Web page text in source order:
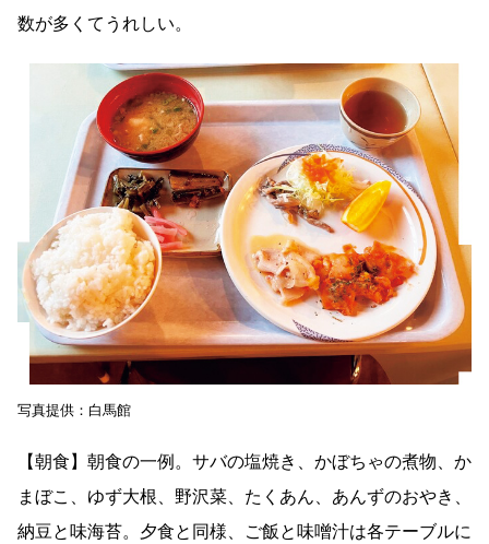
数が多くてうれしい。
写真提供：白馬館
【朝食】朝食の一例。サバの塩焼き、かぼちゃの煮物、か
まぼこ、ゆず大根、野沢菜、たくあん、あんずのおやき、
納豆と味海苔。夕食と同様、ご飯と味噌汁は各テーブルに